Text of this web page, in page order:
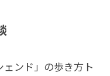
ンド」の歩き方ト